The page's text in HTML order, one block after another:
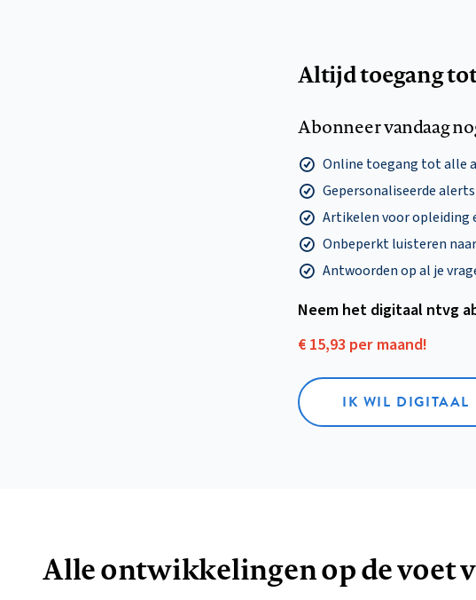
Altijd toegang
Abonneer vandaag
Online toegang tot alle
Gepersonaliseerde
Artikelen voor opleiding
Onbeperkt luisteren
Antwoorden op al je
Neem het digitaal ntvg
€ 15,93 per maand!
IK WIL DIGITAAL
Alle ontwikkelingen op de voet